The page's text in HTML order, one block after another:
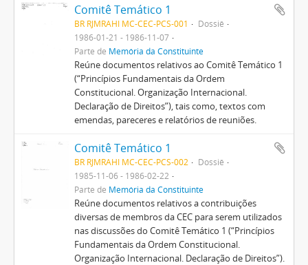
Comitê Temático 1
BR RJMRAHI MC-CEC-PCS-001
Dossiê
1986-01-21 - 1986-11-07
Parte de Memória da Constituinte
Reúne documentos relativos ao Comitê Temático 1
(“Princípios Fundamentais da Ordem
Constitucional. Organização Internacional.
Declaração de Direitos”), tais como, textos com
emendas, pareceres e relatórios de reuniões.
Comitê Temático 1
BR RJMRAHI MC-CEC-PCS-002
Dossiê
1985-11-06 - 1986-02-22
Parte de Memória da Constituinte
Reúne documentos relativos a contribuições
diversas de membros da CEC para serem utilizados
nas discussões do Comitê Temático 1 (“Princípios
Fundamentais da Ordem Constitucional.
Organização Internacional. Declaração de Direitos”).